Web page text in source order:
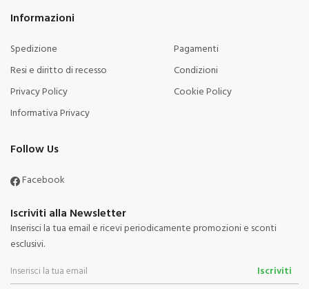
Informazioni
Spedizione
Pagamenti
Resi e diritto di recesso
Condizioni
Privacy Policy
Cookie Policy
Informativa Privacy
Follow Us
Facebook
Iscriviti alla Newsletter
Inserisci la tua email e ricevi periodicamente promozioni e sconti
esclusivi.
Iscriviti